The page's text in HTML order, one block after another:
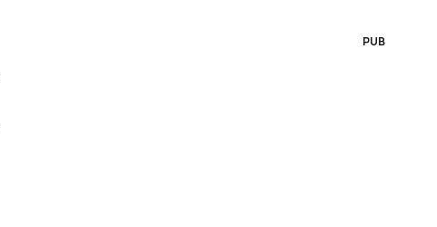
PUB